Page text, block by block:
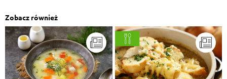
Zobacz również